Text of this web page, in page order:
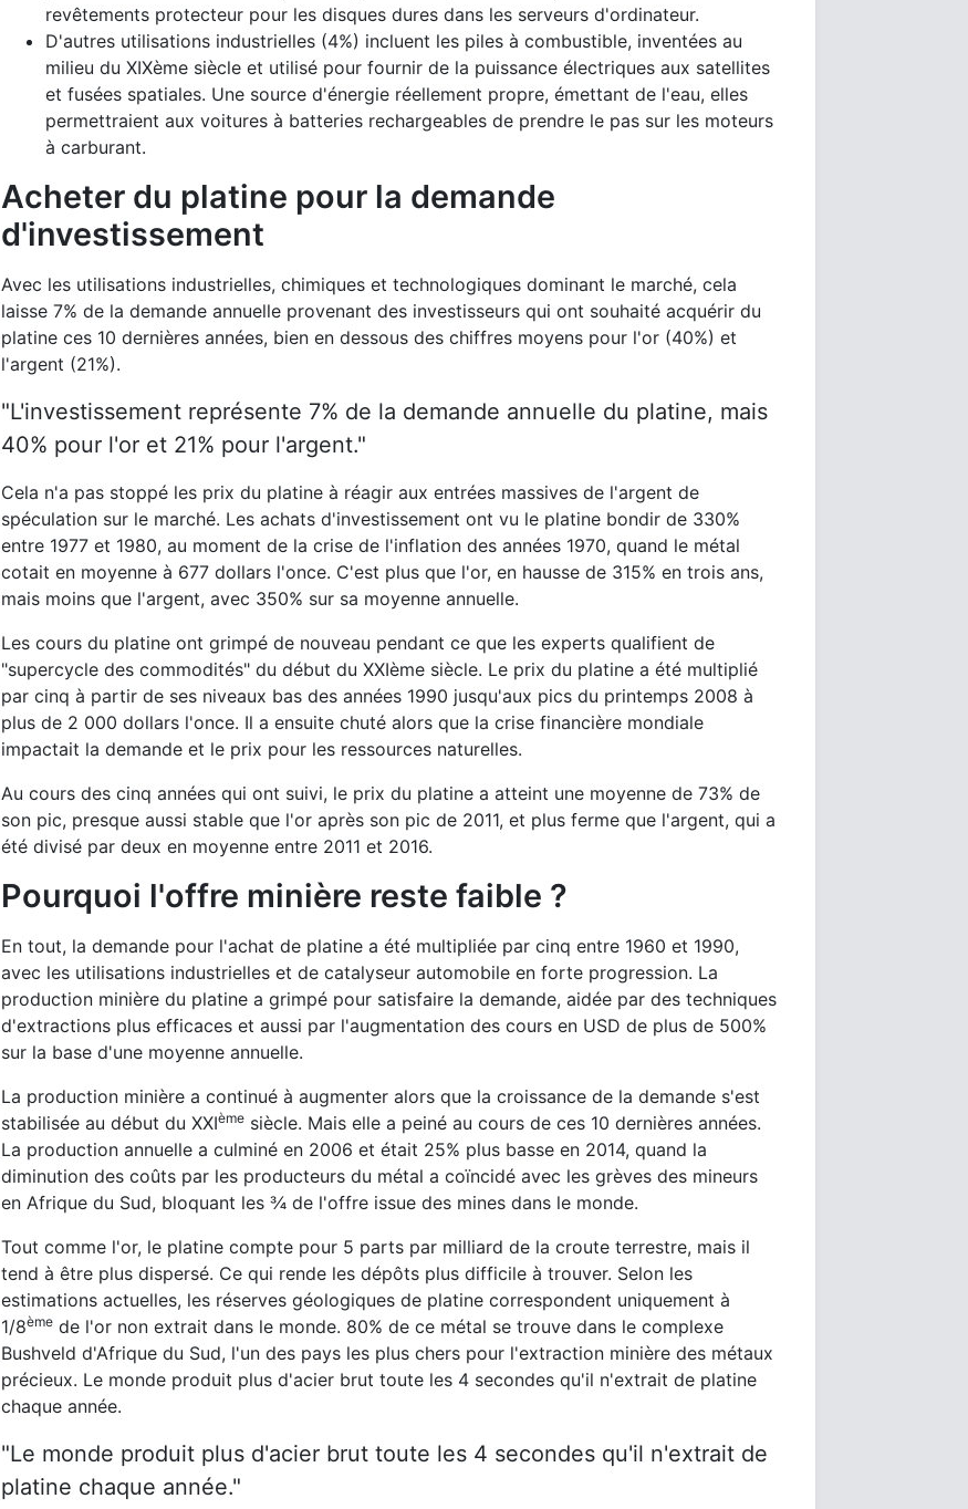
revêtements protecteur pour les disques dures dans les serveurs d'ordinateur.
D'autres utilisations industrielles (4%) incluent les piles à combustible, inventées au
milieu du XIXème siècle et utilisé pour fournir de la puissance électriques aux satellites
et fusées spatiales. Une source d'énergie réellement propre, émettant de l'eau, elles
permettraient aux voitures à batteries rechargeables de prendre le pas sur les moteurs
à carburant.
Acheter du platine pour la demande
d'investissement
Avec les utilisations industrielles, chimiques et technologiques dominant le marché, cela
laisse 7% de la demande annuelle provenant des investisseurs qui ont souhaité acquérir du
platine ces 10 dernières années, bien en dessous des chiffres moyens pour l'or (40%) et
l'argent (21%).
"L'investissement représente 7% de la demande annuelle du platine, mais
40% pour l'or et 21% pour l'argent."
Cela n'a pas stoppé les prix du platine à réagir aux entrées massives de l'argent de
spéculation sur le marché. Les achats d'investissement ont vu le platine bondir de 330%
entre 1977 et 1980, au moment de la crise de l'inflation des années 1970, quand le métal
cotait en moyenne à 677 dollars l'once. C'est plus que l'or, en hausse de 315% en trois ans,
mais moins que l'argent, avec 350% sur sa moyenne annuelle.
Les cours du platine ont grimpé de nouveau pendant ce que les experts qualifient de
"supercycle des commodités" du début du XXIème siècle. Le prix du platine a été multiplié
par cinq à partir de ses niveaux bas des années 1990 jusqu'aux pics du printemps 2008 à
plus de 2 000 dollars l'once. Il a ensuite chuté alors que la crise financière mondiale
impactait la demande et le prix pour les ressources naturelles.
Au cours des cinq années qui ont suivi, le prix du platine a atteint une moyenne de 73% de
son pic, presque aussi stable que l'or après son pic de 2011, et plus ferme que l'argent, qui a
été divisé par deux en moyenne entre 2011 et 2016.
Pourquoi l'offre minière reste faible ?
En tout, la demande pour l'achat de platine a été multipliée par cinq entre 1960 et 1990,
avec les utilisations industrielles et de catalyseur automobile en forte progression. La
production minière du platine a grimpé pour satisfaire la demande, aidée par des techniques
d'extractions plus efficaces et aussi par l'augmentation des cours en USD de plus de 500%
sur la base d'une moyenne annuelle.
La production minière a continué à augmenter alors que la croissance de la demande s'est
stabilisée au début du XXIème siècle. Mais elle a peiné au cours de ces 10 dernières années.
La production annuelle a culminé en 2006 et était 25% plus basse en 2014, quand la
diminution des coûts par les producteurs du métal a coïncidé avec les grèves des mineurs
en Afrique du Sud, bloquant les ¾ de l'offre issue des mines dans le monde.
Tout comme l'or, le platine compte pour 5 parts par milliard de la croute terrestre, mais il
tend à être plus dispersé. Ce qui rende les dépôts plus difficile à trouver. Selon les
estimations actuelles, les réserves géologiques de platine correspondent uniquement à
1/8ème de l'or non extrait dans le monde. 80% de ce métal se trouve dans le complexe
Bushveld d'Afrique du Sud, l'un des pays les plus chers pour l'extraction minière des métaux
précieux. Le monde produit plus d'acier brut toute les 4 secondes qu'il n'extrait de platine
chaque année.
"Le monde produit plus d'acier brut toute les 4 secondes qu'il n'extrait de
platine chaque année."